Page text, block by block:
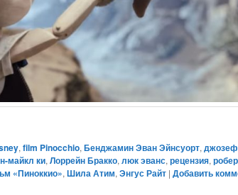
,film Pinocchio,Бенджамин Эван Эйнсуорт,джозеф
майкл ки,Лоррейн Бракко,люк эванс,рецензия,
«Пиноккио»,Шила Атим,Энгус Райт |Добавить